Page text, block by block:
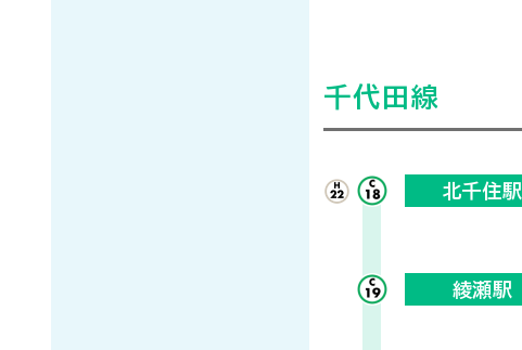
千代田線
北千住駅
綾瀬駅